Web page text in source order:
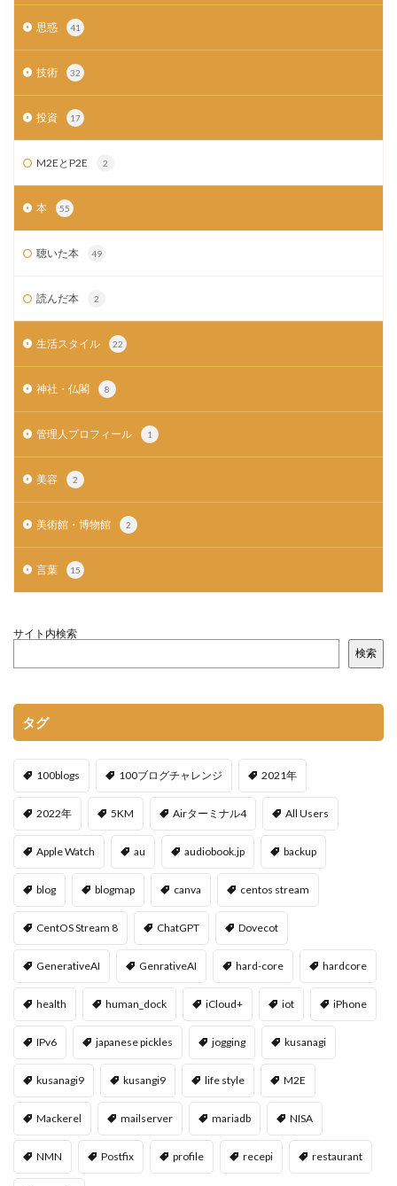
思惑 41
技術 32
投資 17
M2EとP2E 2
本 55
聴いた本 49
読んだ本 2
生活スタイル 22
神社・仏閣 8
管理人プロフィール 1
美容 2
美術館・博物館 2
言葉 15
サイト内検索
検索
タグ
100blogs 100ブログチャレンジ 2021年
2022年 5KM Airターミナル4 All Users
Apple Watch au audiobook.jp backup
blog blogmap canva centos stream
CentOS Stream 8 ChatGPT Dovecot
GenerativeAI GenrativeAI hard-core hardcore
health human_dock iCloud+ iot iPhone
IPv6 japanese pickles jogging kusanagi
kusanagi9 kusangi9 life style M2E
Mackerel mailserver mariadb NISA
NMN Postfix profile recepi restaurant